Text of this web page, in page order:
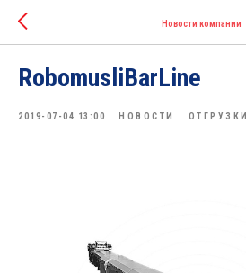
Новости компании
RobomusliBarLine
2019-07-04 13:00 НОВОСТИ ОТГРУЗКИ